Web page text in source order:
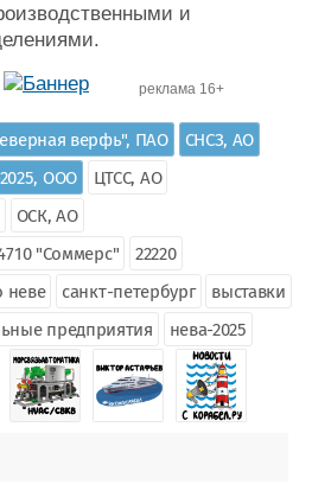
и
реклама 16+
верфь", ПАО
СНСЗ, АО
ООО
ЦТСС, АО
ОСК, АО
"Соммерс"
22220
неве санкт-петербург
выставки
предприятия нева-2025